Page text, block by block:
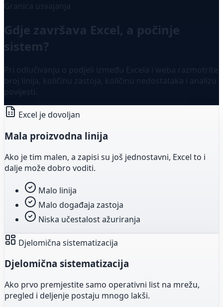
Granica usvajanja
Gdje završava Excel, a počinje
sistem?
Pri odlučivanju o podjeli između Excela i weba razmotrite
broj linija, količinu zastoja, količinu nedostataka i analizu
povijesti.
Excel je dovoljan
Mala proizvodna linija
Ako je tim malen, a zapisi su još jednostavni, Excel to i
dalje može dobro voditi.
Malo linija
Malo događaja zastoja
Niska učestalost ažuriranja
Djelomična sistematizacija
Djelomična sistematizacija
Ako prvo premjestite samo operativni list na mrežu,
pregled i deljenje postaju mnogo lakši.